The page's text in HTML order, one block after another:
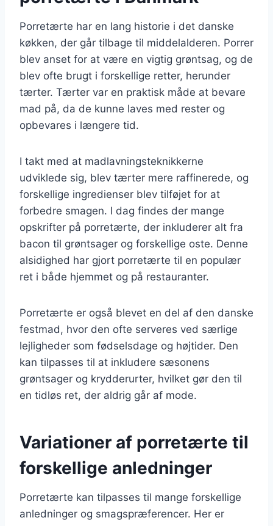
Porretærte har en lang historie i det danske
køkken, der går tilbage til middelalderen. Porrer
blev anset for at være en vigtig grøntsag, og de
blev ofte brugt i forskellige retter, herunder
tærter. Tærter var en praktisk måde at bevare
mad på, da de kunne laves med rester og
opbevares i længere tid.
I takt med at madlavningsteknikkerne
udviklede sig, blev tærter mere raffinerede, og
forskellige ingredienser blev tilføjet for at
forbedre smagen. I dag findes der mange
opskrifter på porretærte, der inkluderer alt fra
bacon til grøntsager og forskellige oste. Denne
alsidighed har gjort porretærte til en populær
ret i både hjemmet og på restauranter.
Porretærte er også blevet en del af den danske
festmad, hvor den ofte serveres ved særlige
lejligheder som fødselsdage og højtider. Den
kan tilpasses til at inkludere sæsonens
grøntsager og krydderurter, hvilket gør den til
en tidløs ret, der aldrig går af mode.
Variationer af porretærte til
forskellige anledninger
Porretærte kan tilpasses til mange forskellige
anledninger og smagspræferencer. Her er